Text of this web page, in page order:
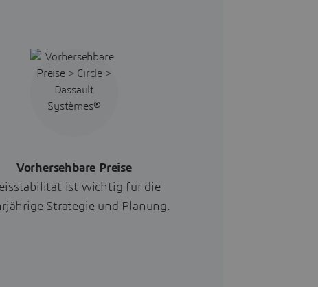
Vorhersehbare Preise
ist wichtig für die
Strategie und Planung.